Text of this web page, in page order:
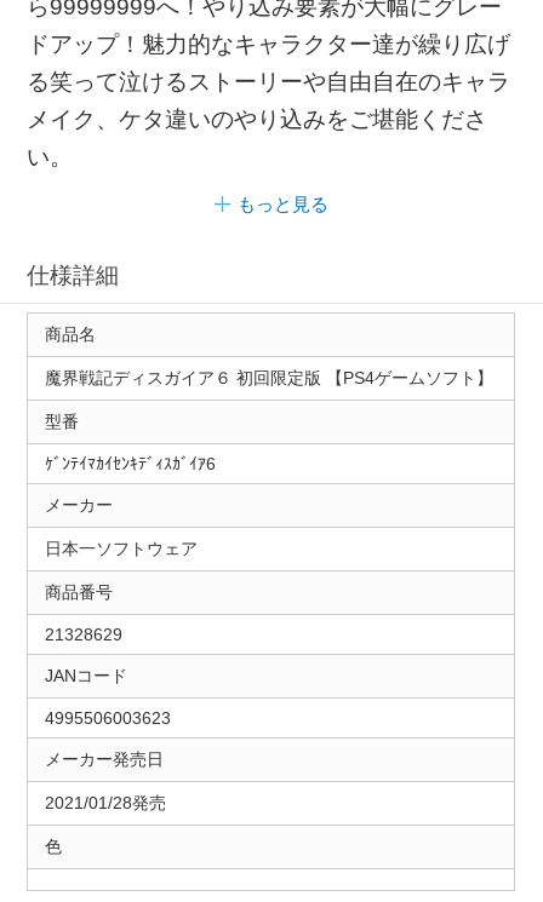
ら99999999へ！やり込み要素が大幅にグレー
ドアップ！魅力的なキャラクター達が繰り広げ
る笑って泣けるストーリーや自由自在のキャラ
メイク、ケタ違いのやり込みをご堪能くださ
い。
もっと見る
仕様詳細
商品名
魔界戦記ディスガイア６ 初回限定版 【PS4ゲームソフト】
型番
ｹﾞﾝﾃｲﾏｶｲｾﾝｷﾃﾞｨｽｶﾞｲｱ6
メーカー
日本一ソフトウェア
商品番号
21328629
JANコード
4995506003623
メーカー発売日
2021/01/28発売
色